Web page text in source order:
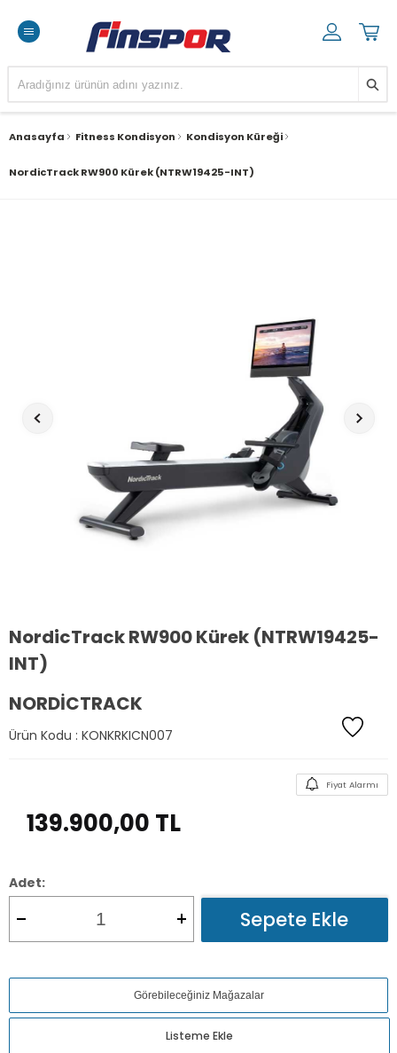
Anasayfa Fitness Kondisyon Kondisyon Küreği
NordicTrack RW900 Kürek (NTRW19425-INT)
NordicTrack RW900 Kürek (NTRW19425-
INT)
NORDICTRACK
Ürün Kodu : KONKRKICN007
Fiyat Alarmı
139.900,00 TL
Adet:
Sepete Ekle
Görebileceğiniz Mağazalar
Listeme Ekle